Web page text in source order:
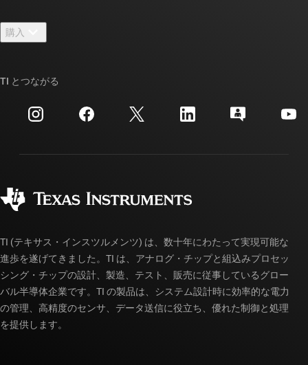
ニュース
イベント
投資家向け情報
TI E2E™ 設計サポート・フォーラム
クロスリファレンス検索
カスタマー・サポート・センター
myTI アカウントの FAQ
購入
ご注文に関する FAQ
TI とつながる
TI (テキサス・インスツルメンツ) は、数十年にわたって実現可能な
進歩を遂げてきました。TI は、アナログ・チップと組込みプロセッ
シング・チップの設計、製造、テスト、販売に従事しているグロー
バル半導体企業です。TI の製品は、システム設計時に効率的な電力
の管理、高精度のセンサ、データ送信に役立ち、優れた制御と処理
を提供します。